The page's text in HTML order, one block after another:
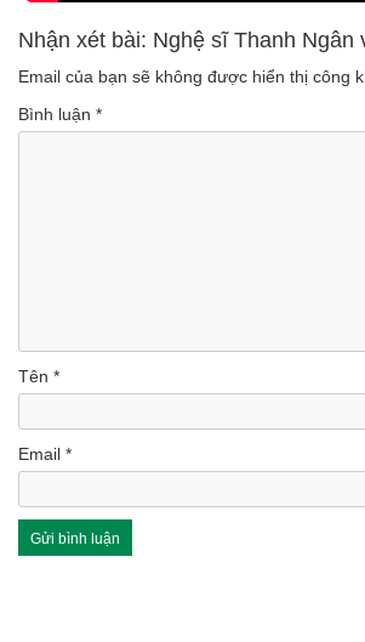
Nhận xét bài: Nghệ sĩ Thanh
Email của bạn sẽ không được hiển thị công
Bình luận *
Tên *
Email *